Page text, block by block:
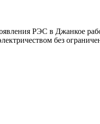
РЭС в Джанкое
без